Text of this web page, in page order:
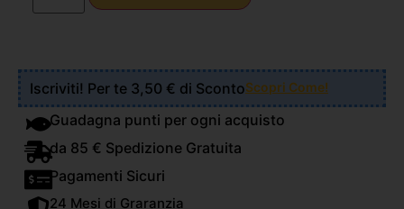
Iscriviti! Per te 3,50 € di ScontoScopri Come!
Guadagna punti per ogni acquisto
da 85 € Spedizione Gratuita
Pagamenti Sicuri
24 Mesi di Graranzia